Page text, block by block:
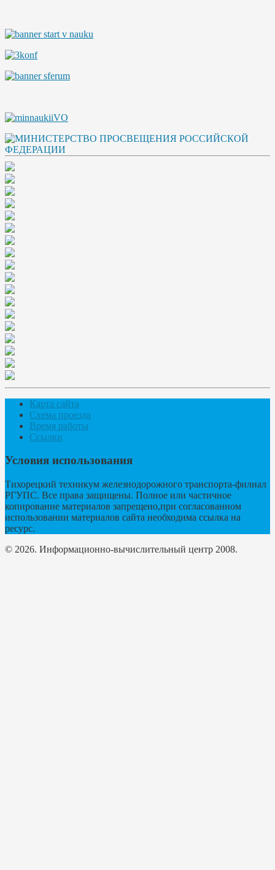
Карта сайта
Схема проезда
Время работы
Ссылки
Условия использования
Тихорецкий техникум железнодорожного транспорта-филиал
РГУПС. Все права защищены. Полное или частичное
копирование материалов запрещено,при согласованном
использовании материалов сайта необходима ссылка на
ресурс.
© 2026. Информационно-вычислительный центр 2008.